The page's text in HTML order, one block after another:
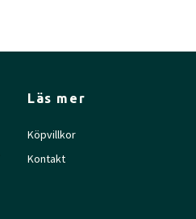
Läs mer
Köpvillkor
Kontakt